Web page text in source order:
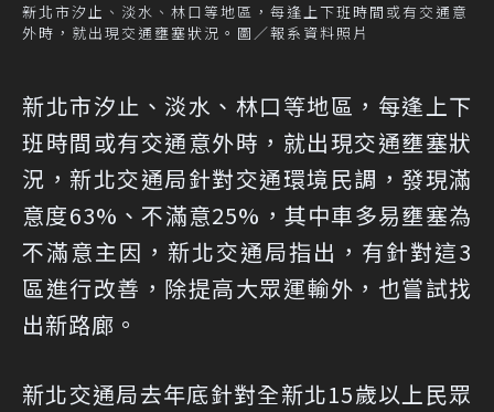
新北市汐止、淡水、林口等地區，每逢上下班時間或有交通意
外時，就出現交通壅塞狀況。圖／報系資料照片
新北市汐止、淡水、林口等地區，每逢上下
班時間或有交通意外時，就出現交通壅塞狀
況，新北交通局針對交通環境民調，發現滿
意度63%、不滿意25%，其中車多易壅塞為
不滿意主因，新北交通局指出，有針對這3
區進行改善，除提高大眾運輸外，也嘗試找
出新路廊。
新北交通局去年底針對全新北15歲以上民眾